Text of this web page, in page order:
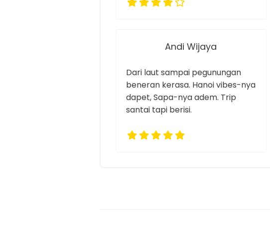
Andi Wijaya
Dari laut sampai pegunungan
beneran kerasa. Hanoi vibes-nya
dapet, Sapa-nya adem. Trip
santai tapi berisi.